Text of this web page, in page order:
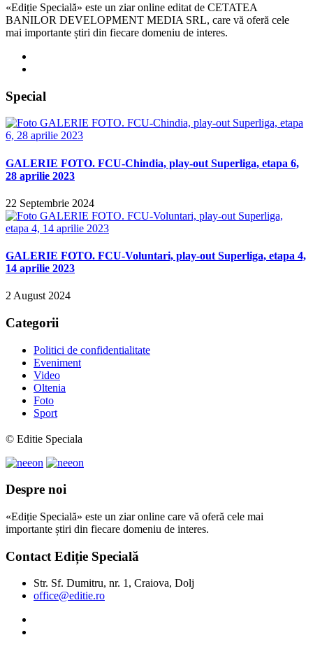
«Ediție Specială» este un ziar online editat de CETATEA
BANILOR DEVELOPMENT MEDIA SRL, care vă oferă cele
mai importante știri din fiecare domeniu de interes.
Special
GALERIE FOTO. FCU-Chindia, play-out Superliga, etapa 6,
28 aprilie 2023
22 Septembrie 2024
GALERIE FOTO. FCU-Voluntari, play-out Superliga, etapa 4,
14 aprilie 2023
2 August 2024
Categorii
Politici de confidentialitate
Eveniment
Video
Oltenia
Foto
Sport
© Editie Speciala
Despre noi
«Ediție Specială» este un ziar online care vă oferă cele mai
importante știri din fiecare domeniu de interes.
Contact Ediție Specială
Str. Sf. Dumitru, nr. 1, Craiova, Dolj
office@editie.ro